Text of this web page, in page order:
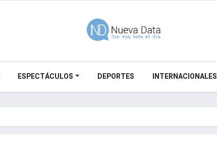
ESPECTÁCULOS DEPORTES INTERNACIONALES